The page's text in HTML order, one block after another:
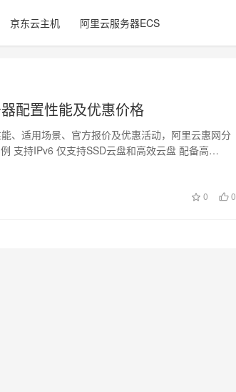
京东云主机 阿里云服务器ECS
配置性能及优惠价格
、适用场景、官方报价及优惠活动，阿里云惠网分
支持IPv6 仅支持SSD云盘和高效云盘 配备高…
0 0